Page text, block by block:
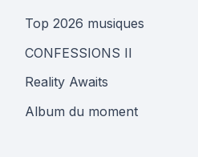
Top 2026 musiques
CONFESSIONS II
Reality Awaits
Album du moment